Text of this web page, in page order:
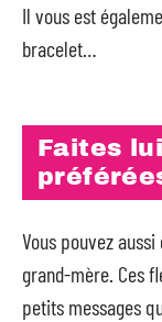
Il vous est
bracelet…
Faites
Vous pouvez
grand-mère. Ces
petits messages